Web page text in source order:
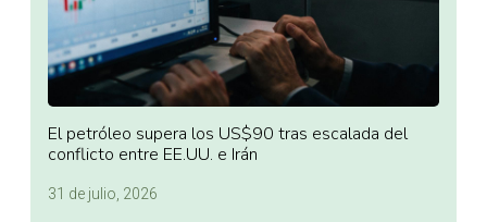
El petróleo supera los US$90 tras escalada del
conflicto entre EE.UU. e Irán
31 de julio, 2026